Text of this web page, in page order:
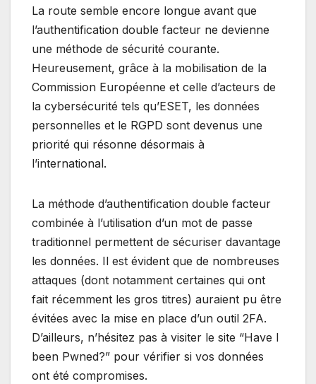
La route semble encore longue avant que
l’authentification double facteur ne devienne
une méthode de sécurité courante.
Heureusement, grâce à la mobilisation de la
Commission Européenne et celle d’acteurs de
la cybersécurité tels qu’ESET, les données
personnelles et le RGPD sont devenus une
priorité qui résonne désormais à
l’international.
La méthode d’authentification double facteur
combinée à l’utilisation d’un mot de passe
traditionnel permettent de sécuriser davantage
les données. Il est évident que de nombreuses
attaques (dont notamment certaines qui ont
fait récemment les gros titres) auraient pu être
évitées avec la mise en place d’un outil 2FA.
D’ailleurs, n’hésitez pas à visiter le site “Have I
been Pwned?” pour vérifier si vos données
ont été compromises.